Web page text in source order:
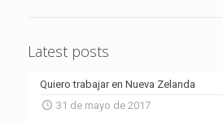
Latest posts
Quiero trabajar en Nueva Zelanda
31 de mayo de 2017